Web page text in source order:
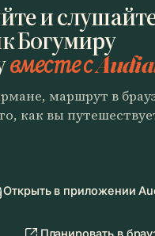
и
Богумиру
вместе с
маршрут в
как вы
Открыть в приложении
Планировать в